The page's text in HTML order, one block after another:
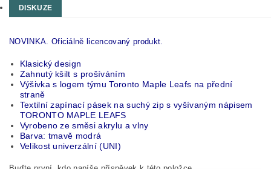
DISKUZE
NOVINKA. Oficiálně licencovaný produkt.
Klasický design
Zahnutý kšilt s prošíváním
Výšivka s logem týmu Toronto Maple Leafs na přední
straně
Textilní zapínací pásek na suchý zip s vyšívaným nápisem
TORONTO MAPLE LEAFS
Vyrobeno ze směsi akrylu a vlny
Barva: tmavě modrá
Velikost univerzální (UNI)